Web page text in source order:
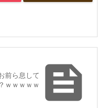

前ら息して
ｗｗｗｗｗ